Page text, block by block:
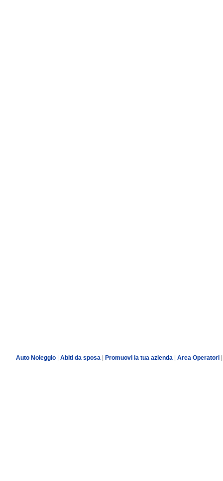
Auto Noleggio| Abiti da sposa| Promuovi la tua azienda Area Operatori